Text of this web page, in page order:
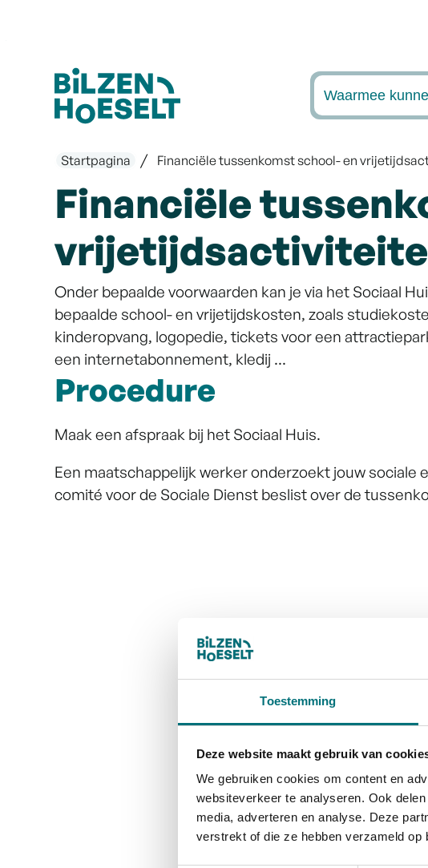
Toestemming
Deze website maakt gebruik van
We gebruiken cookies om content en
websiteverkeer te analyseren. Ook
media, adverteren en analyse. Deze
verstrekt of die ze hebben verzameld
Bilzen-Hoeselt
Waarmee
Startpagina Financiële tussenkomst school- en
Financiële
Onder bepaalde voorwaarden kan je via het Sociaal
bepaalde school- en vrijetijdskosten, zoals
kinderopvang, logopedie, tickets voor een
een internetabonnement, kledij ...
Procedure
Maak een afspraak bij het Sociaal Huis.
Een maatschappelijk werker onderzoekt jouw sociale
comité voor de Sociale Dienst beslist over de